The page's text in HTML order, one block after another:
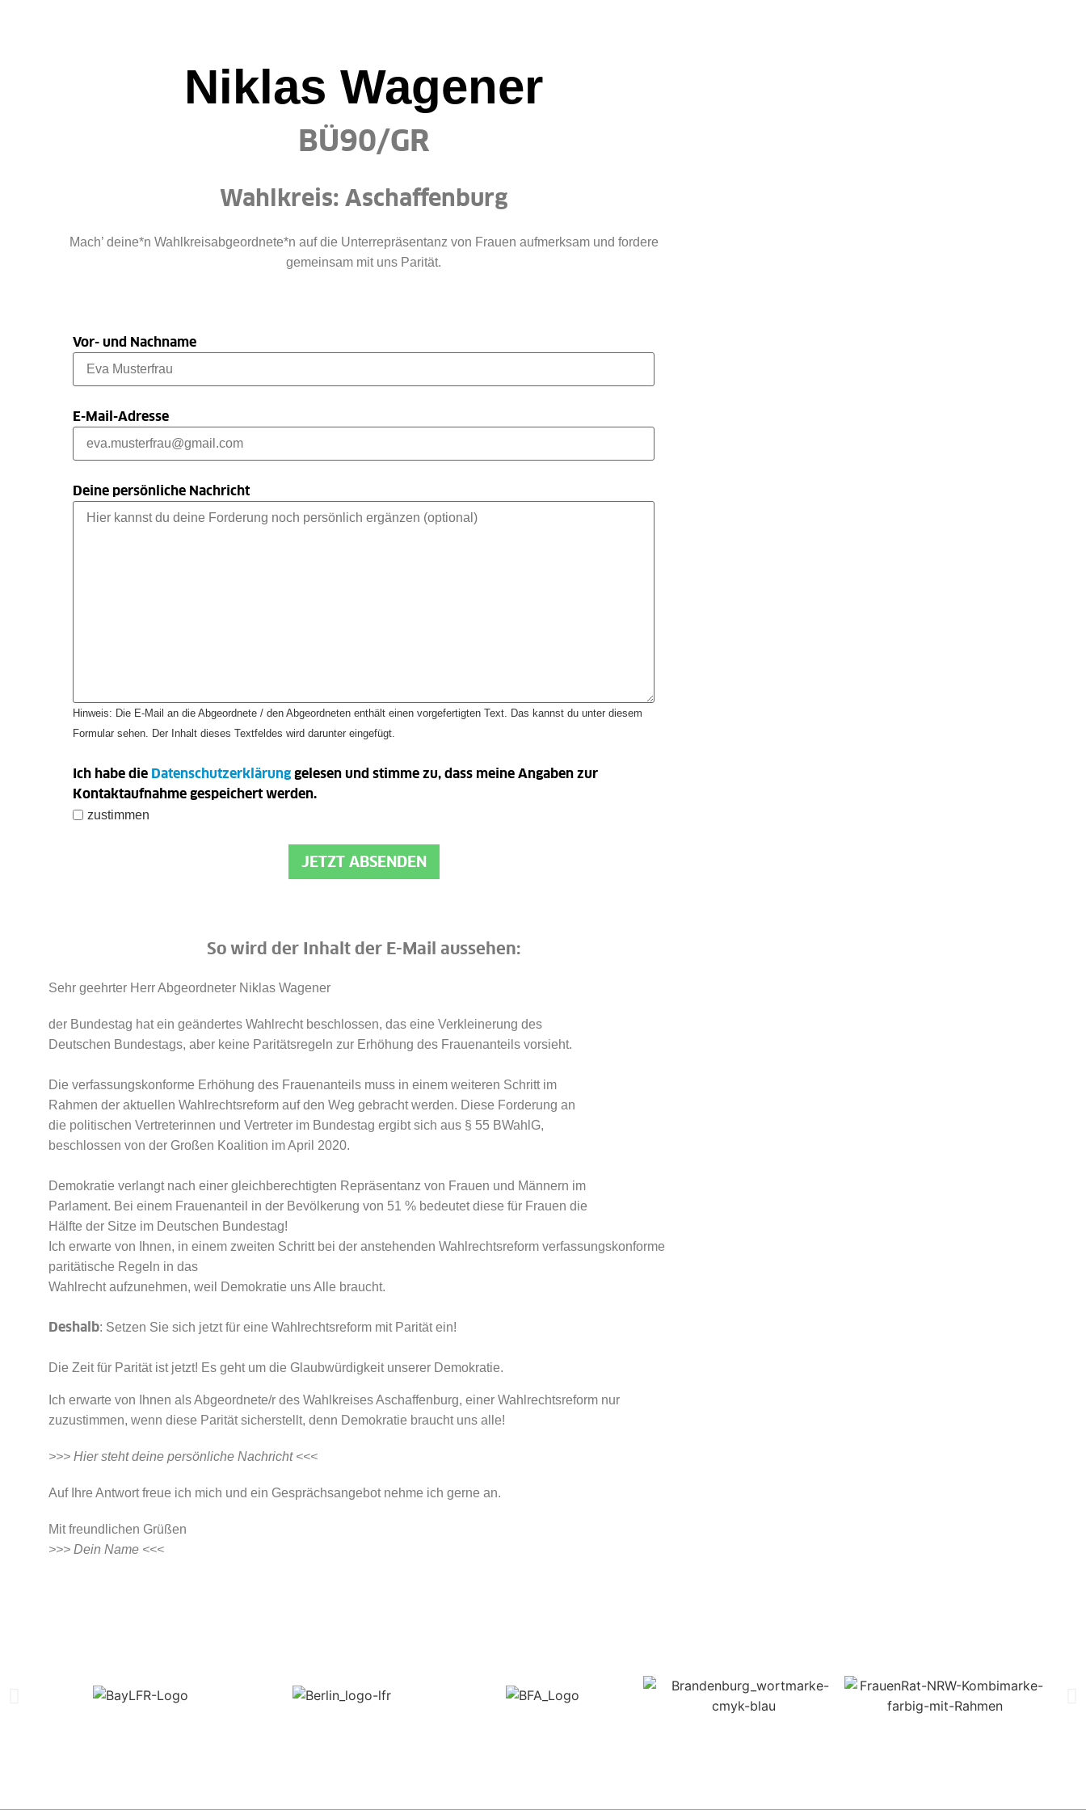
Niklas Wagener
BÜ90/GR
Wahlkreis: Aschaffenburg
Mach’ deine*n Wahlkreisabgeordnete*n auf die Unterrepräsentanz von Frauen aufmerksam und fordere
gemeinsam mit uns Parität.
Vor- und Nachname
E-Mail-Adresse
Deine persönliche Nachricht
Hinweis: Die E-Mail an die Abgeordnete / den Abgeordneten enthält einen vorgefertigten Text. Das kannst du unter diesem
Formular sehen. Der Inhalt dieses Textfeldes wird darunter eingefügt.
Ich habe die Datenschutzerklärunggelesen und stimme zu, dass meine Angaben zur
Kontaktaufnahme gespeichert werden.
zustimmen
JETZT ABSENDEN
So wird der Inhalt der E-Mail aussehen:
Sehr geehrter Herr Abgeordneter Niklas Wagener
der Bundestag hat ein geändertes Wahlrecht beschlossen, das eine Verkleinerung des
Deutschen Bundestags, aber keine Paritätsregeln zur Erhöhung des Frauenanteils vorsieht.
Die verfassungskonforme Erhöhung des Frauenanteils muss in einem weiteren Schritt im
Rahmen der aktuellen Wahlrechtsreform auf den Weg gebracht werden. Diese Forderung an
die politischen Vertreterinnen und Vertreter im Bundestag ergibt sich aus § 55 BWahlG,
beschlossen von der Großen Koalition im April 2020.
Demokratie verlangt nach einer gleichberechtigten Repräsentanz von Frauen und Männern im
Parlament. Bei einem Frauenanteil in der Bevölkerung von 51 % bedeutet diese für Frauen die
Hälfte der Sitze im Deutschen Bundestag!
Ich erwarte von Ihnen, in einem zweiten Schritt bei der anstehenden Wahlrechtsreform verfassungskonforme
paritätische Regeln in das
Wahlrecht aufzunehmen, weil Demokratie uns Alle braucht.
Deshalb: Setzen Sie sich jetzt für eine Wahlrechtsreform mit Parität ein!
Die Zeit für Parität ist jetzt! Es geht um die Glaubwürdigkeit unserer Demokratie.
Ich erwarte von Ihnen als Abgeordnete/r des Wahlkreises Aschaffenburg, einer Wahlrechtsreform nur
zuzustimmen, wenn diese Parität sicherstellt, denn Demokratie braucht uns alle!
>>> Hier steht deine persönliche Nachricht <<<
Auf Ihre Antwort freue ich mich und ein Gesprächsangebot nehme ich gerne an.
Mit freundlichen Grüßen
>>> Dein Name <<<